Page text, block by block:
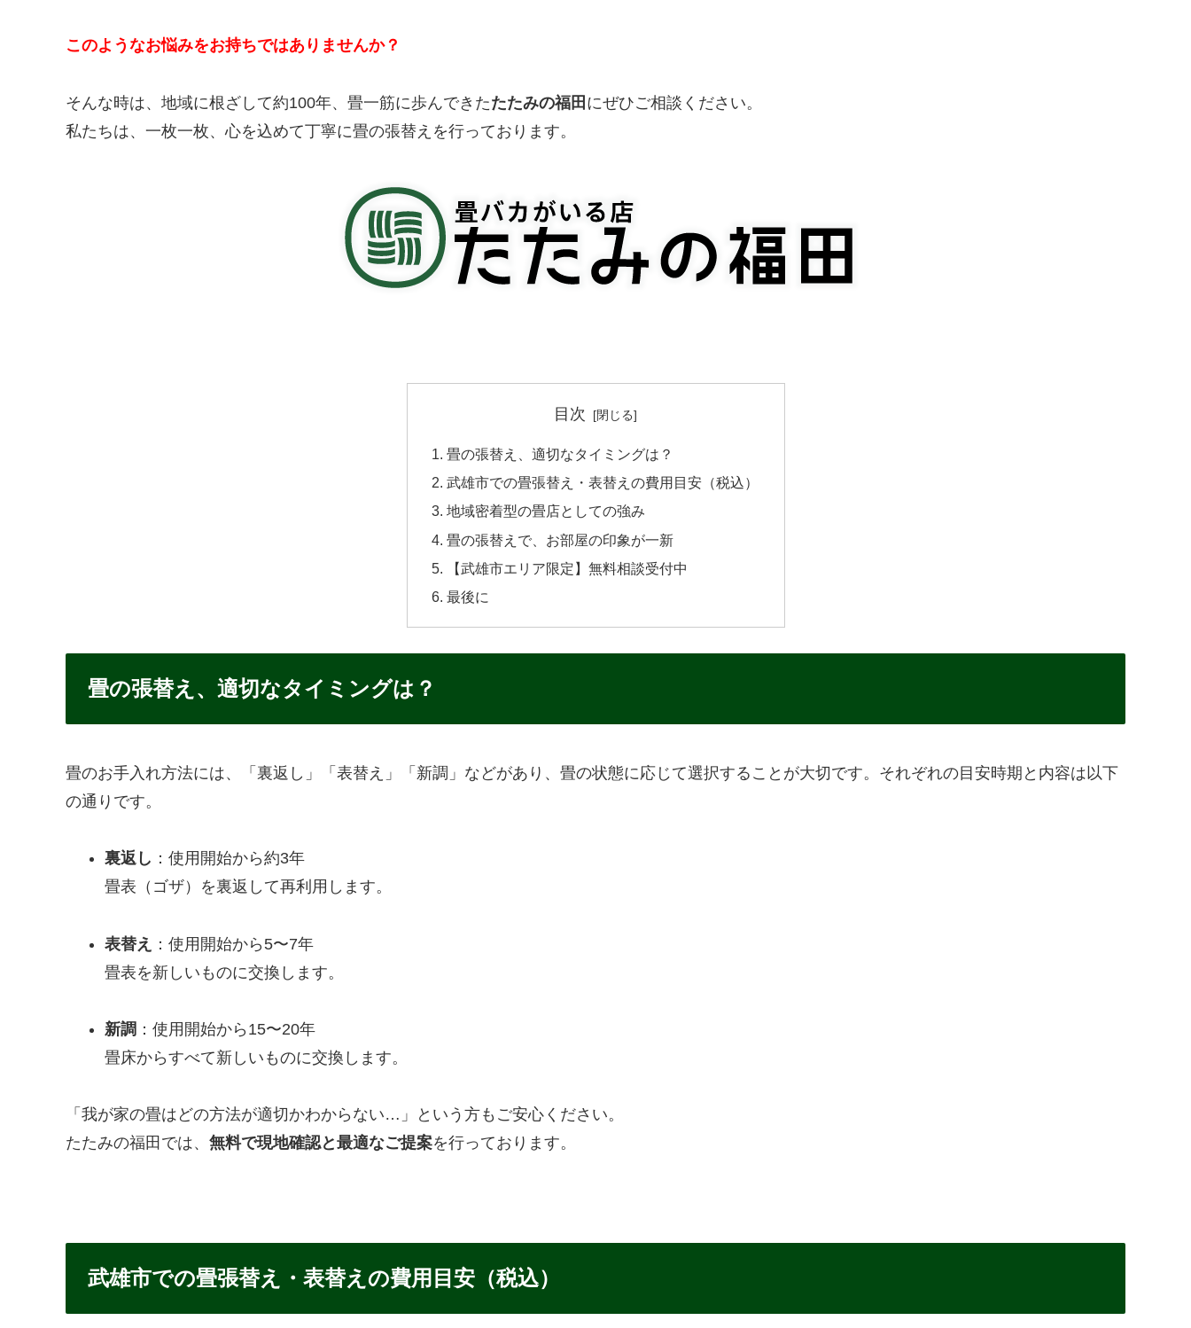
このようなお悩みをお持ちではありませんか？
そんな時は、地域に根ざして約100年、畳一筋に歩んできたたたみの福田 にぜひご相談ください。
私たちは、一枚一枚、心を込めて丁寧に畳の張替えを行っております。
目次
畳の張替え、適切なタイミングは？
武雄市での畳張替え・表替えの費用目安（税込）
地域密着型の畳店としての強み
畳の張替えで、お部屋の印象が一新
【武雄市エリア限定】無料相談受付中
最後に
畳の張替え、適切なタイミングは？
畳のお手入れ方法には、「裏返し」「表替え」「新調」などがあり、畳の状態に応じて選択することが大切です。それぞれの目安時期と内容は以下
の通りです。
裏返し ：使用開始から約3年
畳表（ゴザ）を裏返して再利用します。
表替え
：使用開始から5〜7年
畳表を新しいものに交換します。
新調 ：使用開始から15〜20年
畳床からすべて新しいものに交換します。
「我が家の畳はどの方法が適切かわからない…」という方もご安心ください。
たたみの福田では、 無料で現地確認と最適なご提案を行っております。
武雄市での畳張替え・表替えの費用目安（税込）